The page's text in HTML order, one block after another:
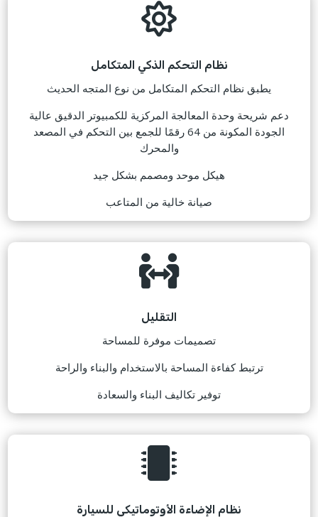

نظام التحكم الذكي المتكامل
يطبق نظام التحكم المتكامل من نوع المتجه الحديث
دعم شريحة وحدة المعالجة المركزية للكمبيوتر الدقيق عالية
الجودة المكونة من 64 رقمًا للجمع بين التحكم في المصعد
والمحرك
هيكل موحد ومصمم بشكل جيد
صيانة خالية من المتاعب

التقليل
تصميمات موفرة للمساحة
ترتبط كفاءة المساحة بالاستخدام والبناء والراحة
توفير تكاليف البناء والسعادة

نظام الإضاءة الأوتوماتيكي للسيارة